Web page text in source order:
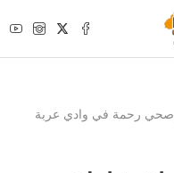
صحي رحمة في وادي عربة